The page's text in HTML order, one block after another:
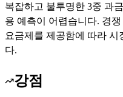
복잡하고 불투명한 3중 과
용 예측이 어렵습니다. 경
요금제를 제공함에 따라 시
다.
강점